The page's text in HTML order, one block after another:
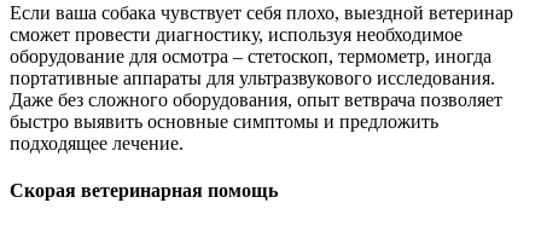
Если ваша собака чувствует себя плохо, выездной ветеринар
сможет провести диагностику, используя необходимое
оборудование для осмотра – стетоскоп, термометр, иногда
портативные аппараты для ультразвукового исследования.
Даже без сложного оборудования, опыт ветврача позволяет
быстро выявить основные симптомы и предложить
подходящее лечение.
Скорая ветеринарная помощь